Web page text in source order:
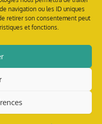
navigation ou les ID uniques
retirer son consentement peut
et fonctions.
prod.org